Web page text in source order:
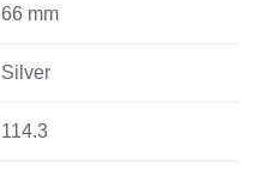
66 mm
Silver
114.3